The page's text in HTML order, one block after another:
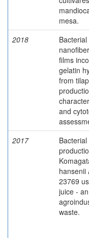
mesa.
2018
films
gelatin
from
and
2017
hansenii
23769
juice - an
waste.